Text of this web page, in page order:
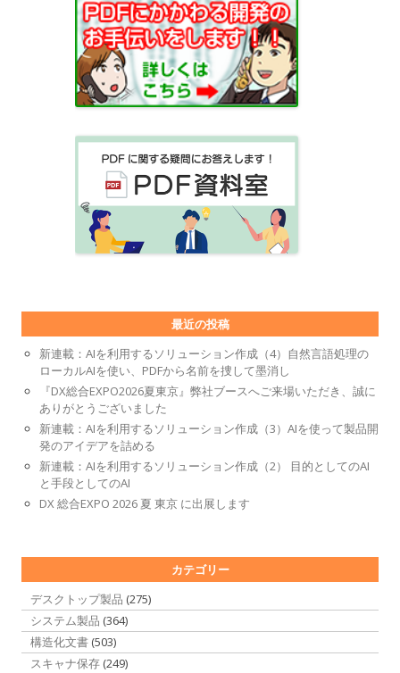
最近の投稿
新連載：AIを利用するソリューション作成（4）自然言語処理の
ローカルAIを使い、PDFから名前を捜して墨消し
『DX総合EXPO2026夏東京』弊社ブースへご来場いただき、誠に
ありがとうございました
新連載：AIを利用するソリューション作成（3）AIを使って製品開
発のアイデアを詰める
新連載：AIを利用するソリューション作成（2） 目的としてのAI
と手段としてのAI
DX 総合EXPO 2026 夏 東京 に出展します
カテゴリー
デスクトップ製品 (275)
システム製品 (364)
構造化文書 (503)
スキャナ保存 (249)